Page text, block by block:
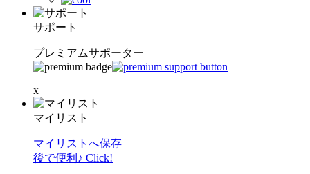
サポート
プレミアムサポーター
x
マイリスト
マイリストへ保存
後で便利♪ Click!